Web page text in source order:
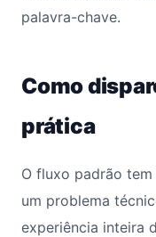
palavra-chave.
Como
prática
O fluxo padrão tem
um problema
experiência inteira